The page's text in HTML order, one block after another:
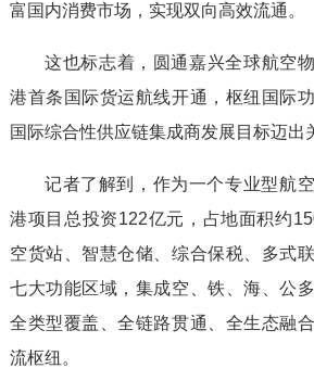
富国内消费市场，实现双向高效流通。
这也标志着，圆通嘉兴全球航空
港首条国际货运航线开通，枢纽国际
国际综合性供应链集成商发展目标迈出
记者了解到，作为一个专业型航
港项目总投资122亿元，占地面积约
空货站、智慧仓储、综合保税、多式
七大功能区域，集成空、铁、海、公
全类型覆盖、全链路贯通、全生态融
流枢纽。